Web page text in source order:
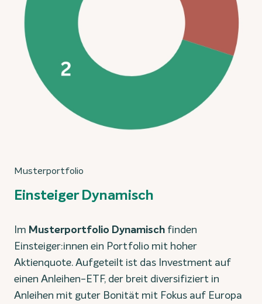
Musterportfolio
Einsteiger Dynamisch
Im Musterportfolio Dynamisch finden
Einsteiger:innen ein Portfolio mit hoher
Aktienquote. Aufgeteilt ist das Investment auf
einen Anleihen-ETF, der breit diversifiziert in
Anleihen mit guter Bonität mit Fokus auf Europa